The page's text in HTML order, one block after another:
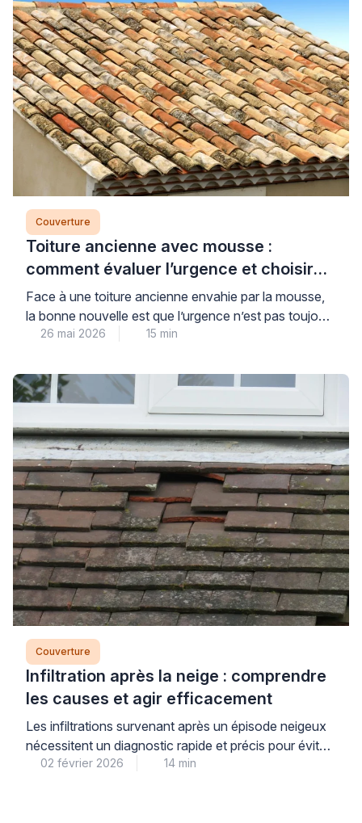
effectivement compromettre l’étanchéité et
nécessiter une intervention rapide. […]
Couverture
Toiture ancienne avec mousse :
comment évaluer l’urgence et choisir
entre démoussage, traitement ou
réfection
Face à une toiture ancienne envahie par la mousse,
la bonne nouvelle est que l’urgence n’est pas toujours
absolue : une méthode d’évaluation claire permet de
réparation ciblée ou d’une réfection complète. Cette
grille d’analyse objective vous permet de dialoguer en
toute confiance avec les professionnels du […]
26 mai 2026 15 min
Couverture
Infiltration après la neige : comprendre
les causes et agir efficacement
Les infiltrations survenant après un épisode neigeux
nécessitent un diagnostic rapide et précis pour éviter
des dommages coûteux à la structure de votre
02 février 2026 14 min